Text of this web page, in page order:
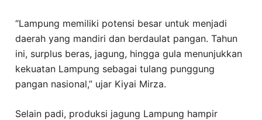
“Lampung memiliki potensi besar untuk menjadi
daerah yang mandiri dan berdaulat pangan. Tahun
ini, surplus beras, jagung, hingga gula menunjukkan
kekuatan Lampung sebagai tulang punggung
pangan nasional,” ujar Kiyai Mirza.
Selain padi, produksi jagung Lampung hampir